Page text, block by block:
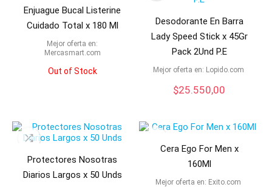
Enjuague Bucal Listerine
Cuidado Total x 180 Ml
Mejor oferta en:
mercasmart.com
Out of Stock
Desodorante En Barra
Lady Speed Stick x 45Gr
Pack 2Und P.E
Mejor oferta en: lopido.com
$25.550,00
Protectores Nosotras
Diarios Largos x 50 Unds
Cera Ego For Men x
160Ml
Mejor oferta en: exito.com